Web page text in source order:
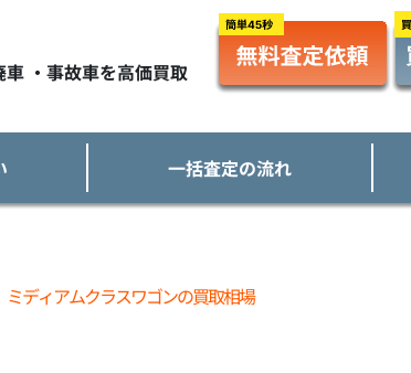
・事故車を高価買取
一括査定の流れ
ミディアムクラスワゴンの買取相場